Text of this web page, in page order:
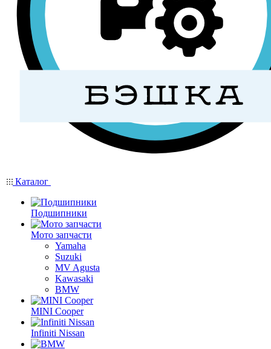
Каталог
Подшипники
Мото запчасти
Yamaha
Suzuki
MV Agusta
Kawasaki
BMW
MINI Cooper
Infiniti Nissan